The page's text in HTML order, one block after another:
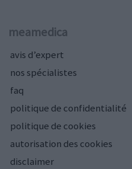
meamedica
avis d’expert
nos spécialistes
faq
politique de confidentialité
politique de cookies
autorisation des cookies
disclaimer